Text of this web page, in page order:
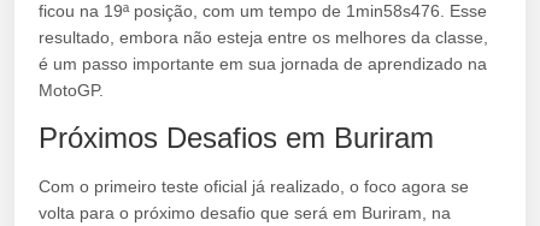
ficou na 19ª posição, com um tempo de 1min58s476. Esse
resultado, embora não esteja entre os melhores da classe,
é um passo importante em sua jornada de aprendizado na
MotoGP.
Próximos Desafios em Buriram
Com o primeiro teste oficial já realizado, o foco agora se
volta para o próximo desafio que será em Buriram, na